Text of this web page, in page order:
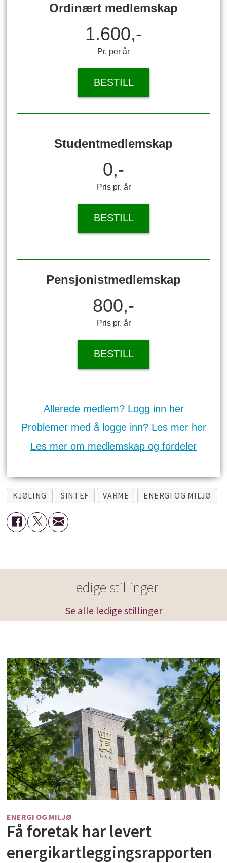
Ordinært medlemskap
1.600,-
Pr. per år
BESTILL
Studentmedlemskap
0,-
Pris pr. år
BESTILL
Pensjonistmedlemskap
800,-
Pris pr. år
BESTILL
Allerede medlem? Logg inn her
Problemer med å logge inn? Les mer her
Les mer om medlemskap og fordeler
KJØLING SINTEF VARME ENERGI OG MILJØ
Ledige stillinger
Se alle ledige stillinger
ENERGI OG MILJØ
Få foretak har levert
energikartleggingsrapporten